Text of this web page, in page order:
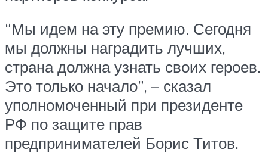
“Мы идем на эту премию. Сегодня
мы должны наградить лучших,
страна должна узнать своих героев.
Это только начало”, – сказал
уполномоченный при президенте
РФ по защите прав
предпринимателей Борис Титов.